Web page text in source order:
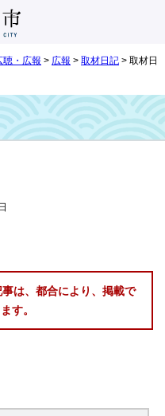
聴・広報 > 広報 > 取材日記 > 取材日
は、都合により、掲載で
す。